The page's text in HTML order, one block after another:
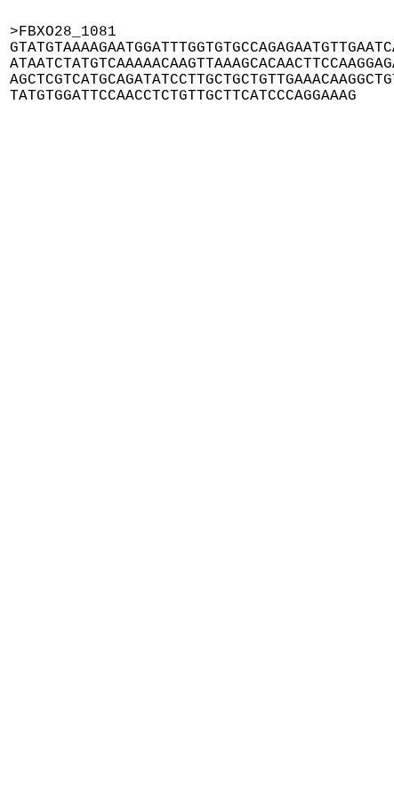
>FBXO28_1081
TATGTGGATTCCAACCTCTGTTGCTTCATCCCAGGAAAG